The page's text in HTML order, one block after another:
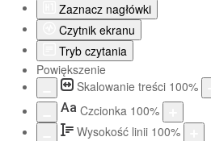
Zaznacz nagłówki
Czytnik ekranu
Tryb czytania
Powiększenie
Skalowanie treści 100%
Aa Czcionka 100%
Wysokość linii 100%